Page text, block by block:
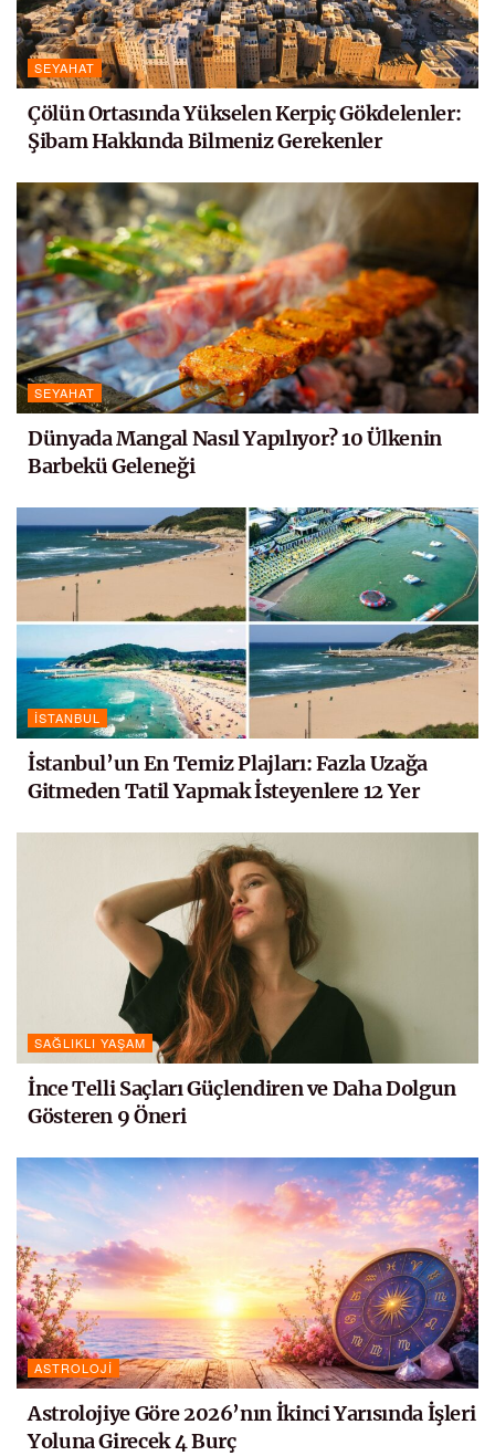
SEYAHAT
Çölün Ortasında Yükselen Kerpiç Gökdelenler:
Şibam Hakkında Bilmeniz Gerekenler
SEYAHAT
Dünyada Mangal Nasıl Yapılıyor? 10 Ülkenin
Barbekü Geleneği
İSTANBUL
İstanbul’un En Temiz Plajları: Fazla Uzağa
Gitmeden Tatil Yapmak İsteyenlere 12 Yer
SAĞLIKLI YAŞAM
İnce Telli Saçları Güçlendiren ve Daha Dolgun
Gösteren 9 Öneri
ASTROLOJI
Astrolojiye Göre 2026’nın İkinci Yarısında İşleri
Yoluna Girecek 4 Burç